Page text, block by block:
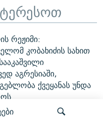
რეჟიმი:
კობახიძის სახით
აგრესიაში,
ქვეყანას უნდა
საგარეო საქმეთა